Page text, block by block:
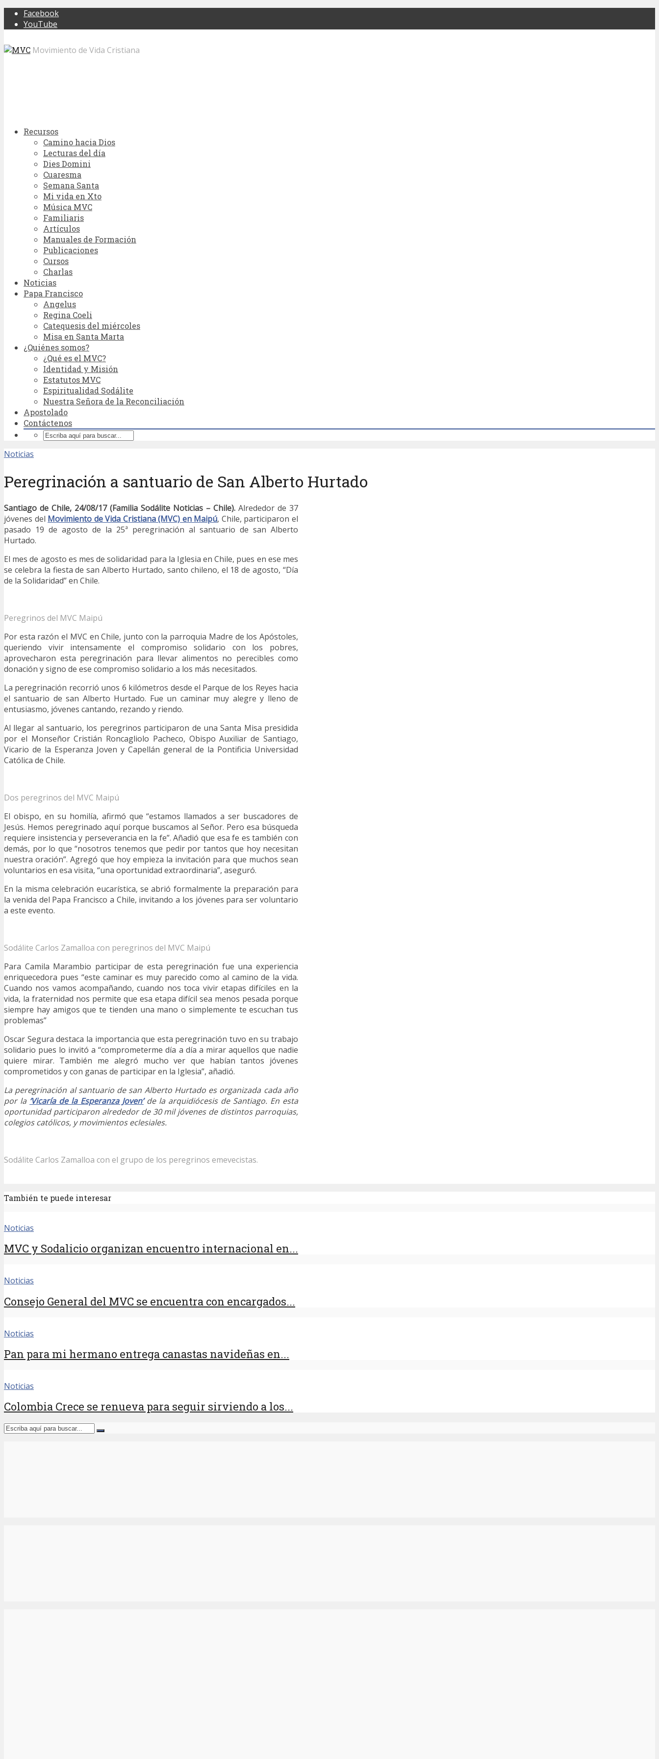
Facebook
YouTube
Movimiento de Vida Cristiana
Recursos
Camino hacia Dios
Lecturas del día
Dies Domini
Cuaresma
Semana Santa
Mi vida en Xto
Música MVC
Familiaris
Artículos
Manuales de Formación
Publicaciones
Cursos
Charlas
Noticias
Papa Francisco
Angelus
Regina Coeli
Catequesis del miércoles
Misa en Santa Marta
¿Quiénes somos?
¿Qué es el MVC?
Identidad y Misión
Estatutos MVC
Espiritualidad Sodálite
Nuestra Señora de la Reconciliación
Apostolado
Contáctenos
Noticias
Peregrinación a santuario de San Alberto Hurtado
Santiago de Chile, 24/08/17 (Familia Sodálite Noticias – Chile). Alrededor de 37
jóvenes del Movimiento de Vida Cristiana (MVC) en Maipú, Chile, participaron el
pasado 19 de agosto de la 25ª peregrinación al santuario de san Alberto
Hurtado.
El mes de agosto es mes de solidaridad para la Iglesia en Chile, pues en ese mes
se celebra la fiesta de san Alberto Hurtado, santo chileno, el 18 de agosto, “Día
de la Solidaridad” en Chile.
Peregrinos del MVC Maipú
Por esta razón el MVC en Chile, junto con la parroquia Madre de los Apóstoles,
queriendo vivir intensamente el compromiso solidario con los pobres,
aprovecharon esta peregrinación para llevar alimentos no perecibles como
donación y signo de ese compromiso solidario a los más necesitados.
La peregrinación recorrió unos 6 kilómetros desde el Parque de los Reyes hacia
el santuario de san Alberto Hurtado. Fue un caminar muy alegre y lleno de
entusiasmo, jóvenes cantando, rezando y riendo.
Al llegar al santuario, los peregrinos participaron de una Santa Misa presidida
por el Monseñor Cristián Roncagliolo Pacheco, Obispo Auxiliar de Santiago,
Vicario de la Esperanza Joven y Capellán general de la Pontificia Universidad
Católica de Chile.
Dos peregrinos del MVC Maipú
El obispo, en su homilía, afirmó que “estamos llamados a ser buscadores de
Jesús. Hemos peregrinado aquí porque buscamos al Señor. Pero esa búsqueda
requiere insistencia y perseverancia en la fe”. Añadió que esa fe es también con
demás, por lo que “nosotros tenemos que pedir por tantos que hoy necesitan
nuestra oración”. Agregó que hoy empieza la invitación para que muchos sean
voluntarios en esa visita, “una oportunidad extraordinaria”, aseguró.
En la misma celebración eucarística, se abrió formalmente la preparación para
la venida del Papa Francisco a Chile, invitando a los jóvenes para ser voluntario
a este evento.
Sodálite Carlos Zamalloa con peregrinos del MVC Maipú
Para Camila Marambio participar de esta peregrinación fue una experiencia
enriquecedora pues “este caminar es muy parecido como al camino de la vida.
Cuando nos vamos acompañando, cuando nos toca vivir etapas difíciles en la
vida, la fraternidad nos permite que esa etapa difícil sea menos pesada porque
siempre hay amigos que te tienden una mano o simplemente te escuchan tus
problemas”
Oscar Segura destaca la importancia que esta peregrinación tuvo en su trabajo
solidario pues lo invitó a “comprometerme día a día a mirar aquellos que nadie
quiere mirar. También me alegró mucho ver que habían tantos jóvenes
comprometidos y con ganas de participar en la Iglesia”, añadió.
La peregrinación al santuario de san Alberto Hurtado es organizada cada año
por la ‘Vicaría de la Esperanza Joven’de la arquidiócesis de Santiago. En esta
oportunidad participaron alrededor de 30 mil jóvenes de distintos parroquias,
colegios católicos, y movimientos eclesiales.
Sodálite Carlos Zamalloa con el grupo de los peregrinos emevecistas.
También te puede interesar
Noticias
MVC y Sodalicio organizan encuentro internacional en...
Noticias
Consejo General del MVC se encuentra con encargados...
Noticias
Pan para mi hermano entrega canastas navideñas en...
Noticias
Colombia Crece se renueva para seguir sirviendo a los...